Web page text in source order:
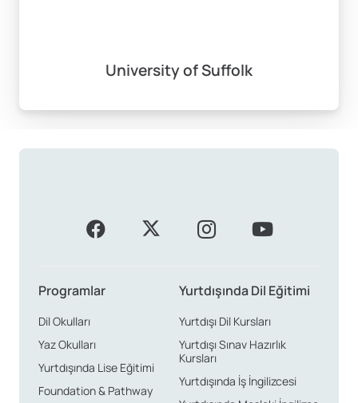
University of Suffolk
Programlar
Dil Okulları
Yaz Okulları
Yurtdışında Lise Eğitimi
Foundation & Pathway
Yurtdışında Dil Eğitimi
Yurtdışı Dil Kursları
Yurtdışı Sınav Hazırlık
Kursları
Yurtdışında İş İngilizcesi